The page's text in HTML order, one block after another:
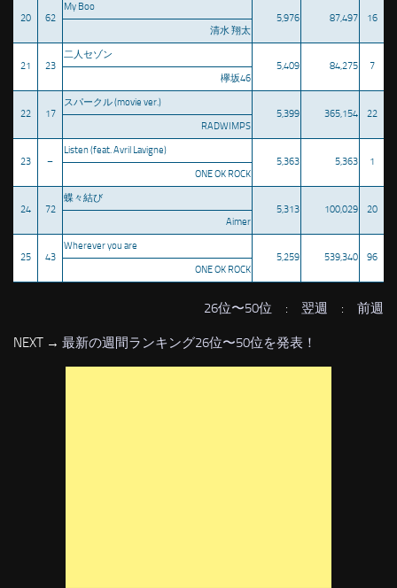
20 62
My Boo
5,976
87,497
16
清水 翔太
21 23
二人セゾン
5,409
84,275
7
欅坂46
22 17
スパークル (movie ver.)
5,399
365,154
22
RADWIMPS
23 –
Listen (feat. Avril Lavigne)
5,363
5,363
1
ONE OK ROCK
24 72
蝶々結び
5,313
100,029
20
Aimer
25 43
Wherever you are
5,259
539,340
96
ONE OK ROCK
26位〜50位 : 翌週 : 前週
NEXT → 最新の週間ランキング26位〜50位を発表！